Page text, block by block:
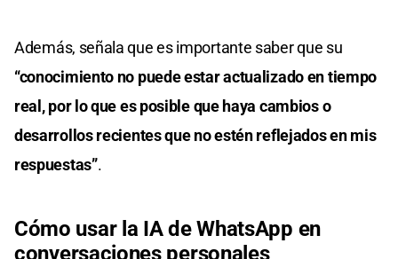
Además, señala que es importante saber que su
“conocimiento no puede estar actualizado en tiempo
real, por lo que es posible que haya cambios o
desarrollos recientes que no estén reflejados en mis
respuestas”.
Cómo usar la IA de WhatsApp en
conversaciones personales